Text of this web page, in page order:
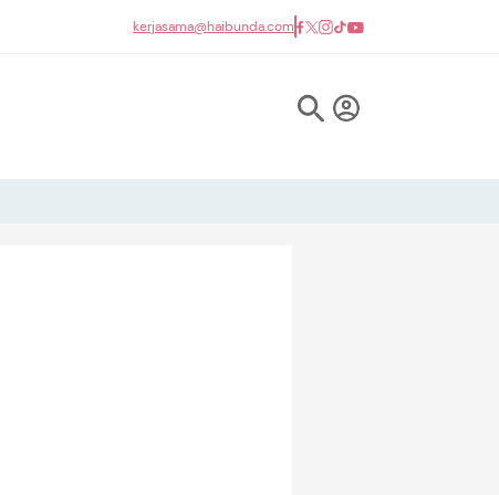
kerjasama@haibunda.com